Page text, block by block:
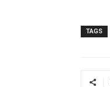
TAGS